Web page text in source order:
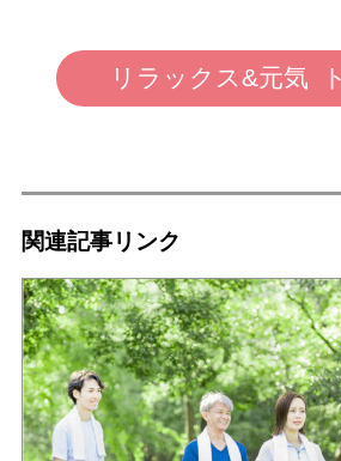
リラックス&元気
関連記事リンク